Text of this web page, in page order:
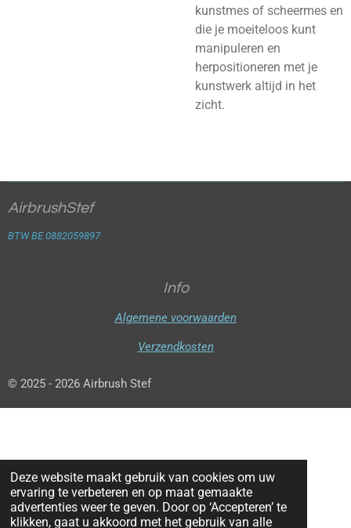
Deze website maakt gebruik van cookies om uw
ervaring te verbeteren en op maat gemaakte
advertenties weer te geven. Door op ‘Accepteren’ te
klikken, gaat u akkoord met het gebruik van alle
kunstmes of scheermes en
die je moeiteloos kunt
manipuleren en
herpositioneren met je
kunstwerk altijd in het
zicht.
AirbrushStef
BTW BE 0882059897
Info
Algemene voorwaarden
Verzendkosten
© 2025 - 2026 Airbrush Stef